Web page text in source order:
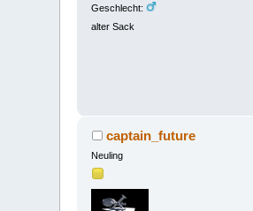
Geschlecht:
alter Sack
captain_future
Neuling